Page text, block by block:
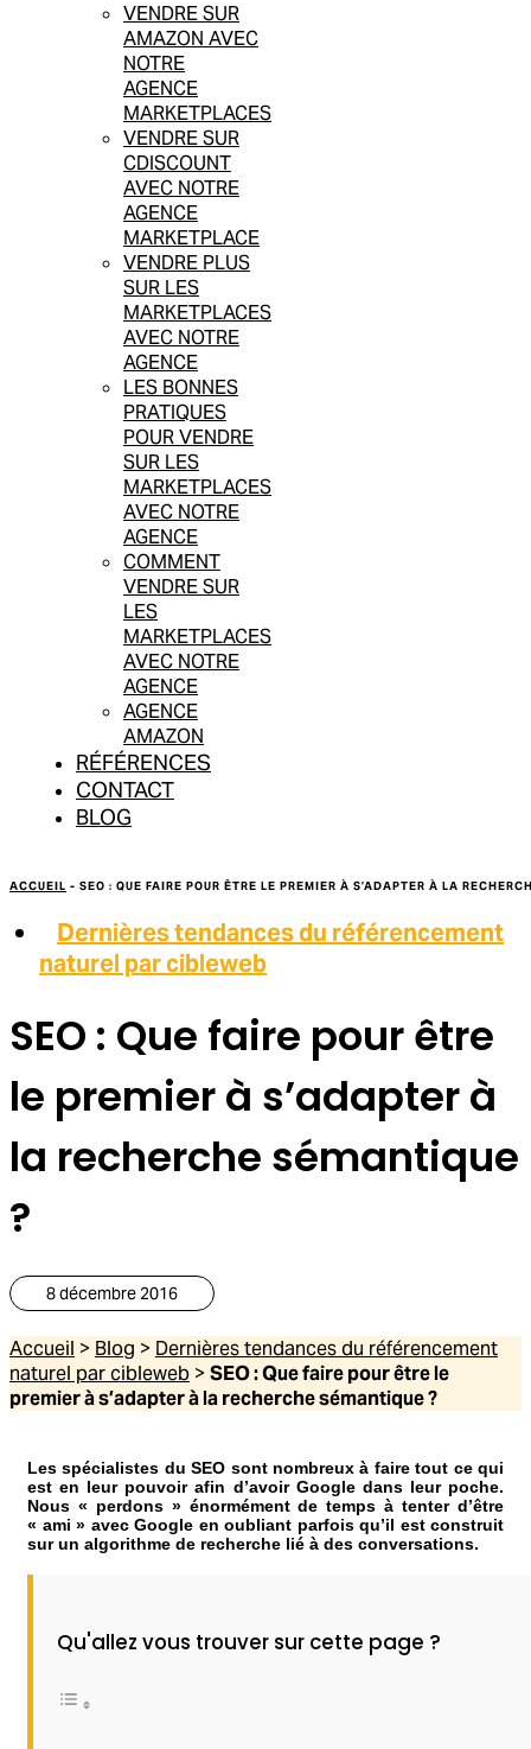
VENDRE SUR
AMAZON AVEC
NOTRE
AGENCE
MARKETPLACES
VENDRE SUR
CDISCOUNT
AVEC NOTRE
AGENCE
MARKETPLACE
VENDRE PLUS
SUR LES
MARKETPLACES
AVEC NOTRE
AGENCE
LES BONNES
PRATIQUES
POUR VENDRE
SUR LES
MARKETPLACES
AVEC NOTRE
AGENCE
COMMENT
VENDRE SUR
LES
MARKETPLACES
AVEC NOTRE
AGENCE
AGENCE
AMAZON
RÉFÉRENCES
CONTACT
BLOG
ACCUEIL - SEO : QUE FAIRE POUR ÊTRE LE PREMIER À S’ADAPTER À LA
Dernières tendances du référencement
naturel par cibleweb
SEO : Que faire pour être
le premier à s’adapter à
la recherche sémantique
?
8 décembre 2016
Accueil > Blog > Dernières tendances du référencement
naturel par cibleweb > SEO : Que faire pour être le
premier à s’adapter à la recherche sémantique ?
Les spécialistes du SEO sont nombreux à faire tout ce qui
est en leur pouvoir afin d’avoir Google dans leur poche.
Nous « perdons » énormément de temps à tenter d’être
« ami » avec Google en oubliant parfois qu’il est construit
sur un algorithme de recherche lié à des conversations.
Qu'allez vous trouver sur cette page ?